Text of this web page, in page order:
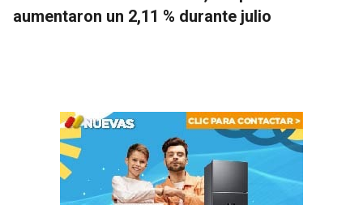
aumentaron un 2,11 % durante julio